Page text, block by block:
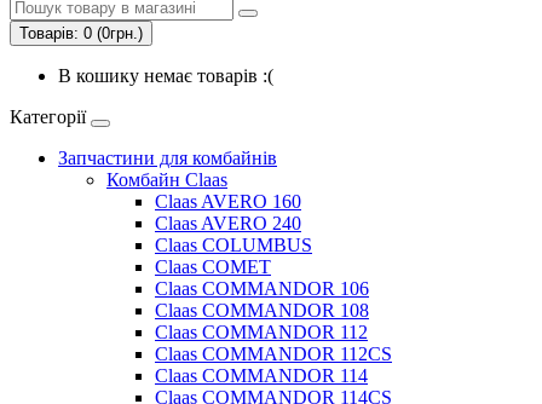
Товарів: 0 (0грн.)
В кошику немає товарів :(
Категорії
Запчастини для комбайнів
Комбайн Claas
Claas AVERO 160
Claas AVERO 240
Claas COLUMBUS
Claas COMET
Claas COMMANDOR 106
Claas COMMANDOR 108
Claas COMMANDOR 112
Claas COMMANDOR 112CS
Claas COMMANDOR 114
Claas COMMANDOR 114CS